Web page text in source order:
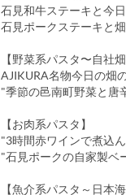
石見和牛ステーキと今
石見ポークステーキ
【野菜系パスタ〜自社畑
AJIKURA名物
"季節の邑南町野菜と唐
【お肉系パスタ】
"3時間赤ワインで煮込
"石見ポークの自家製ベ
【魚介系パスタ～日本海